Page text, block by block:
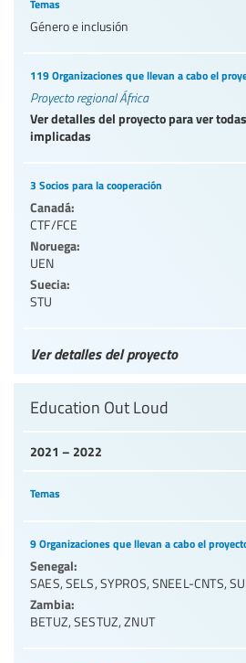
Temas
Género e inclusión
119 Organizaciones que llevan a cabo el
Proyecto regional África
Ver detalles del proyecto para ver
implicadas
3 Socios para la cooperación
Canadá:
CTF/FCE
Noruega:
UEN
Suecia:
STU
Ver detalles del proyecto
2021 – 2022
Education Out Loud
Temas
9 Organizaciones que llevan a cabo el
Senegal:
SAES, SELS, SYPROS, SNEEL-CNTS,
Zambia:
BETUZ, SESTUZ,ZNUT